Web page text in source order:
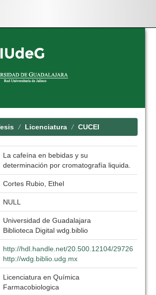
Licenciatura CUCEI
La cafeína en bebidas y su
determinación por cromatografía liquida.
Cortes Rubio, Ethel
NULL
Universidad de Guadalajara
Biblioteca Digital wdg.biblio
http://hdl.handle.net/20.500.12104/29726
http://wdg.biblio.udg.mx
Licenciatura en Química
Farmacobiologica